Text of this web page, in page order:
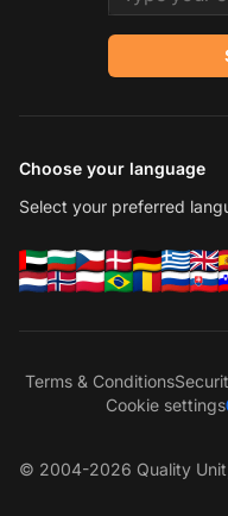
Choose your language
Select your preferred
Terms & Conditions
Cookie settings
© 2004-2026 Quality